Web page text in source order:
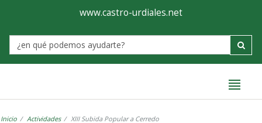
Ayuntamiento
de
Castro-
www.castro-urdiales.net
Label
Inicio Actividades XIII Subida Popular a Cerredo